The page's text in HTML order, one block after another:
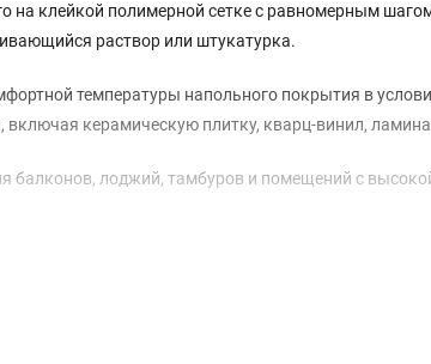
на клейкой полимерной сетке с равномерным
раствор или штукатурка.
температуры напольного покрытия в
керамическую плитку, кварц-винил,
лоджий, тамбуров и помещений с высокой